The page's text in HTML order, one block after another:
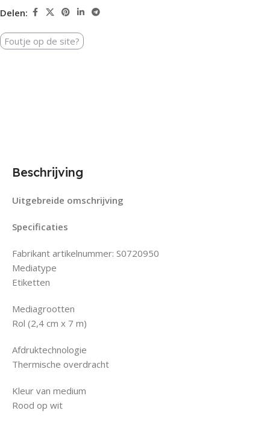
Delen:
Foutje op de site?
Beschrijving
Uitgebreide omschrijving
Specificaties
Fabrikant artikelnummer: S0720950
Mediatype
Etiketten
Mediagrootten
Rol (2,4 cm x 7 m)
Afdruktechnologie
Thermische overdracht
Kleur van medium
Rood op wit